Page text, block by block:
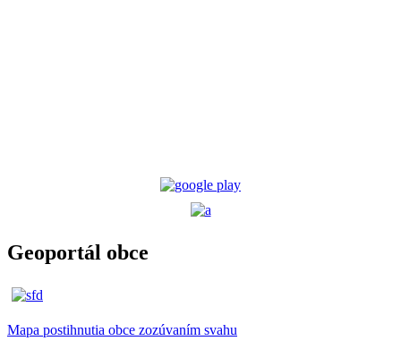
Geoportál obce
Mapa postihnutia obce zozúvaním svahu